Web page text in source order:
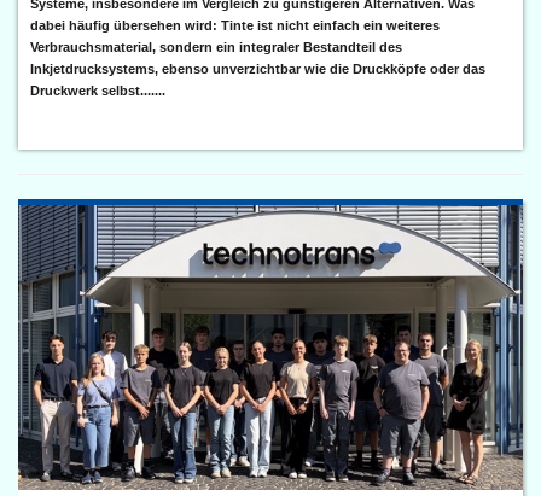
Systeme, insbesondere im Vergleich zu günstigeren Alternativen. Was
dabei häufig übersehen wird: Tinte ist nicht einfach ein weiteres
Verbrauchsmaterial, sondern ein integraler Bestandteil des
Inkjetdrucksystems, ebenso unverzichtbar wie die Druckköpfe oder das
Druckwerk selbst.......